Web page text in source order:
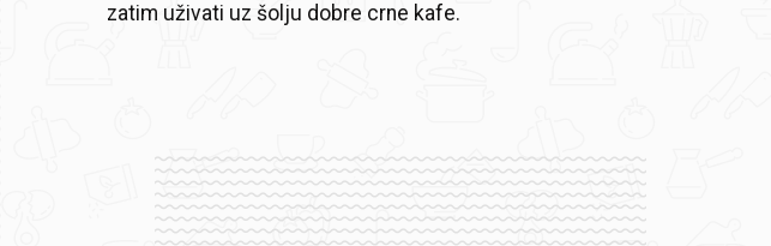
zatim uživati uz šolju dobre crne kafe.